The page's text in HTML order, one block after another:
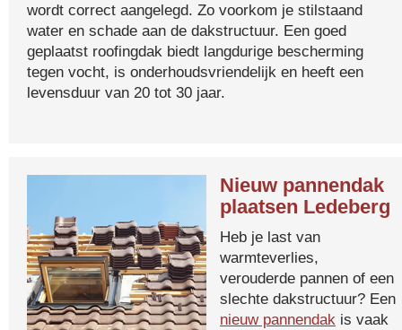
wordt correct aangelegd. Zo voorkom je stilstaand
water en schade aan de dakstructuur. Een goed
geplaatst roofingdak biedt langdurige bescherming
tegen vocht, is onderhoudsvriendelijk en heeft een
levensduur van 20 tot 30 jaar.
Nieuw pannendak
plaatsen Ledeberg
Heb je last van
warmteverlies,
verouderde pannen of een
slechte dakstructuur? Een
nieuw pannendak is vaak